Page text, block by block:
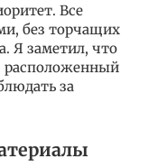
Все
без торчащих
Я заметил, что
расположенный
за